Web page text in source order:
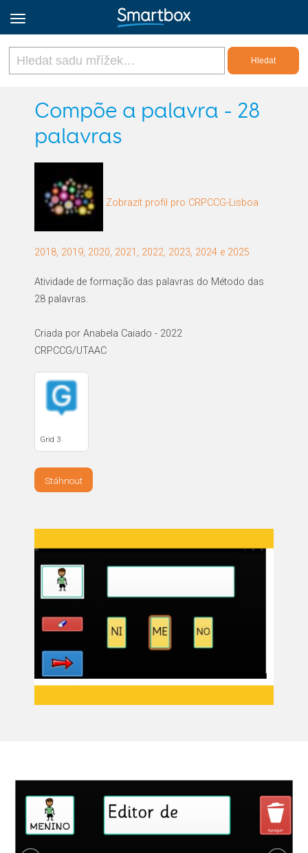
Online Grids
Compõe a palavra - 28
palavras
Zobrazit profil pro CRPCCG-Lisboa
2018, 2019, 2020, 2021, 2022, 2023, 2024 e 2025
Atividade de formação das palavras do Método das
28 palavras.
Criada por Anabela Caiado - 2022
CRPCCG/UTAAC
Grid 3
Stáhnout